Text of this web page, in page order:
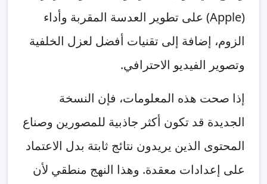
(Apple) على تطوير العدسة المقربة وأداء
الزوم، إضافة إلى تقنيات أفضل لعزل الخلفية
وتصوير الفيديو الاحترافي.
إذا صحت هذه المعلومات، فإن النسخة
الجديدة قد تكون أكثر جاذبية للمصورين وصناع
المحتوى الذين يريدون نتائج ثابتة بدل الاعتماد
على إعدادات معقدة. وهذا النهج منطقي لأن